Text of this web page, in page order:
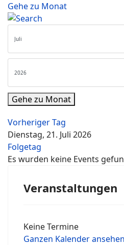
Gehe zu Monat
Gehe zu Monat
Vorheriger Tag
Dienstag, 21. Juli 2026
Folgetag
Es wurden keine Events
Veranstaltungen
Keine Termine
Ganzen Kalender ansehen